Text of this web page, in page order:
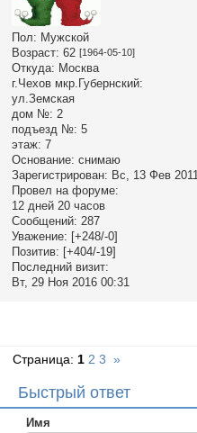
Пол: Мужской
Возраст: 62 [1964-05-10]
Откуда: Москва
г.Чехов мкр.Губернский:
ул.Земская
дом №: 2
подъезд №: 5
этаж: 7
Основание: снимаю
Зарегистрирован: Вс, 13 Фев 2011
Провел на форуме:
12 дней 20 часов
Сообщений: 287
Уважение: [+248/-0]
Позитив: [+404/-19]
Последний визит:
Вт, 29 Ноя 2016 00:31
Страница: 1 2 3 »
Быстрый ответ
Имя